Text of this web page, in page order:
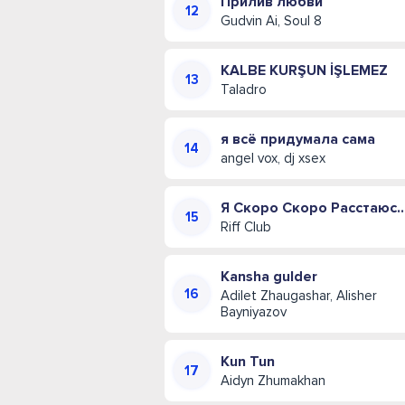
Gudvin Ai, Soul 8
KALBE KURŞUN İŞLEMEZ
Taladro
я всё придумала сама
angel vox, dj xsex
Я Скоро Скоро
Riff Club
Kansha gulder
Adilet Zhaugashar, Alisher
Bayniyazov
Kun Tun
Aidyn Zhumakhan